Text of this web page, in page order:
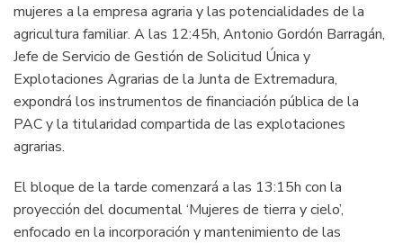
mujeres a la empresa agraria y las potencialidades de la
agricultura familiar. A las 12:45h, Antonio Gordón Barragán,
Jefe de Servicio de Gestión de Solicitud Única y
Explotaciones Agrarias de la Junta de Extremadura,
expondrá los instrumentos de financiación pública de la
PAC y la titularidad compartida de las explotaciones
agrarias.
El bloque de la tarde comenzará a las 13:15h con la
proyección del documental ‘Mujeres de tierra y cielo’,
enfocado en la incorporación y mantenimiento de las